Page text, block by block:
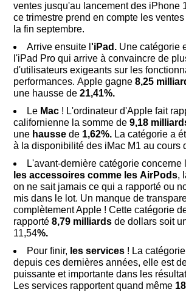
ventes jusqu'au lancement des iPhone
ce trimestre prend en compte les
la fin septembre.
Arrive ensuite l'iPad. Une catégorie
l'iPad Pro qui arrive à convaincre de
d'utilisateurs exigeants sur les
performances. Apple gagne 8,25
une hausse de 21,41%.
Le Mac ! L'ordinateur d'Apple fait
californienne la somme de 9,18
une hausse de 1,62%. La catégorie a
à la disponibilité des iMac M1 au cours
L'avant-dernière catégorie concerne
les accessoires comme lesAirPods,
on ne sait jamais ce qui a rapporté ou
mis dans le lot. Un manque de
complètement Apple ! Cette catégorie
rapporté8,79 milliards de dollars soit
11,54%.
Pour finir, les services ! La
depuis ces dernières années, elle est
puissante et importante dans les
Les services rapportent quand même